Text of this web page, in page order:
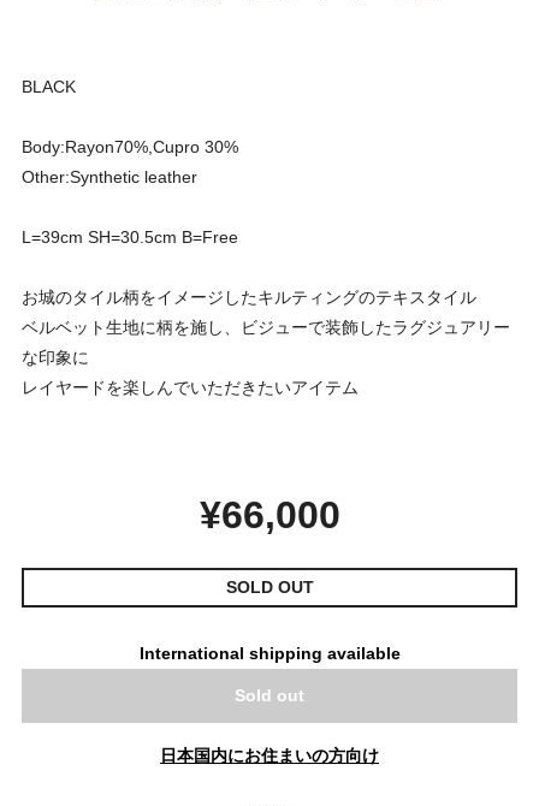
BLACK
Body:Rayon70%,Cupro 30%
Other:Synthetic leather
L=39cm SH=30.5cm B=Free
お城のタイル柄をイメージしたキルティングのテキスタイル
ベルベット生地に柄を施し、ビジューで装飾したラグジュアリー
な印象に
レイヤードを楽しんでいただきたいアイテム
¥66,000
SOLD OUT
International shipping available
Sold out
日本国内にお住まいの方向け